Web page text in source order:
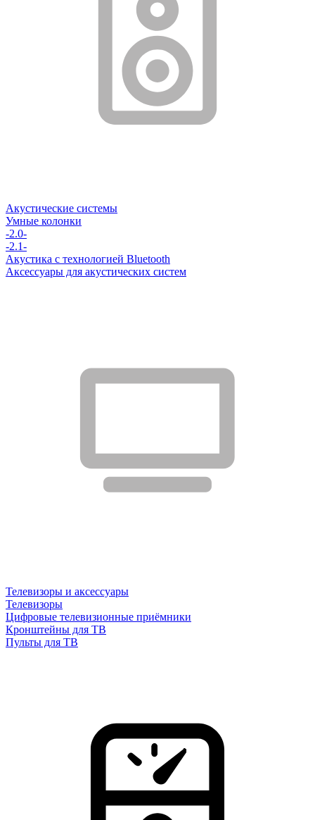
Акустические системы
Умные колонки
-2.0-
-2.1-
Акустика с технологией Bluetooth
Аксессуары для акустических систем
Телевизоры и аксессуары
Телевизоры
Цифровые телевизионные приёмники
Кронштейны для ТВ
Пульты для ТВ